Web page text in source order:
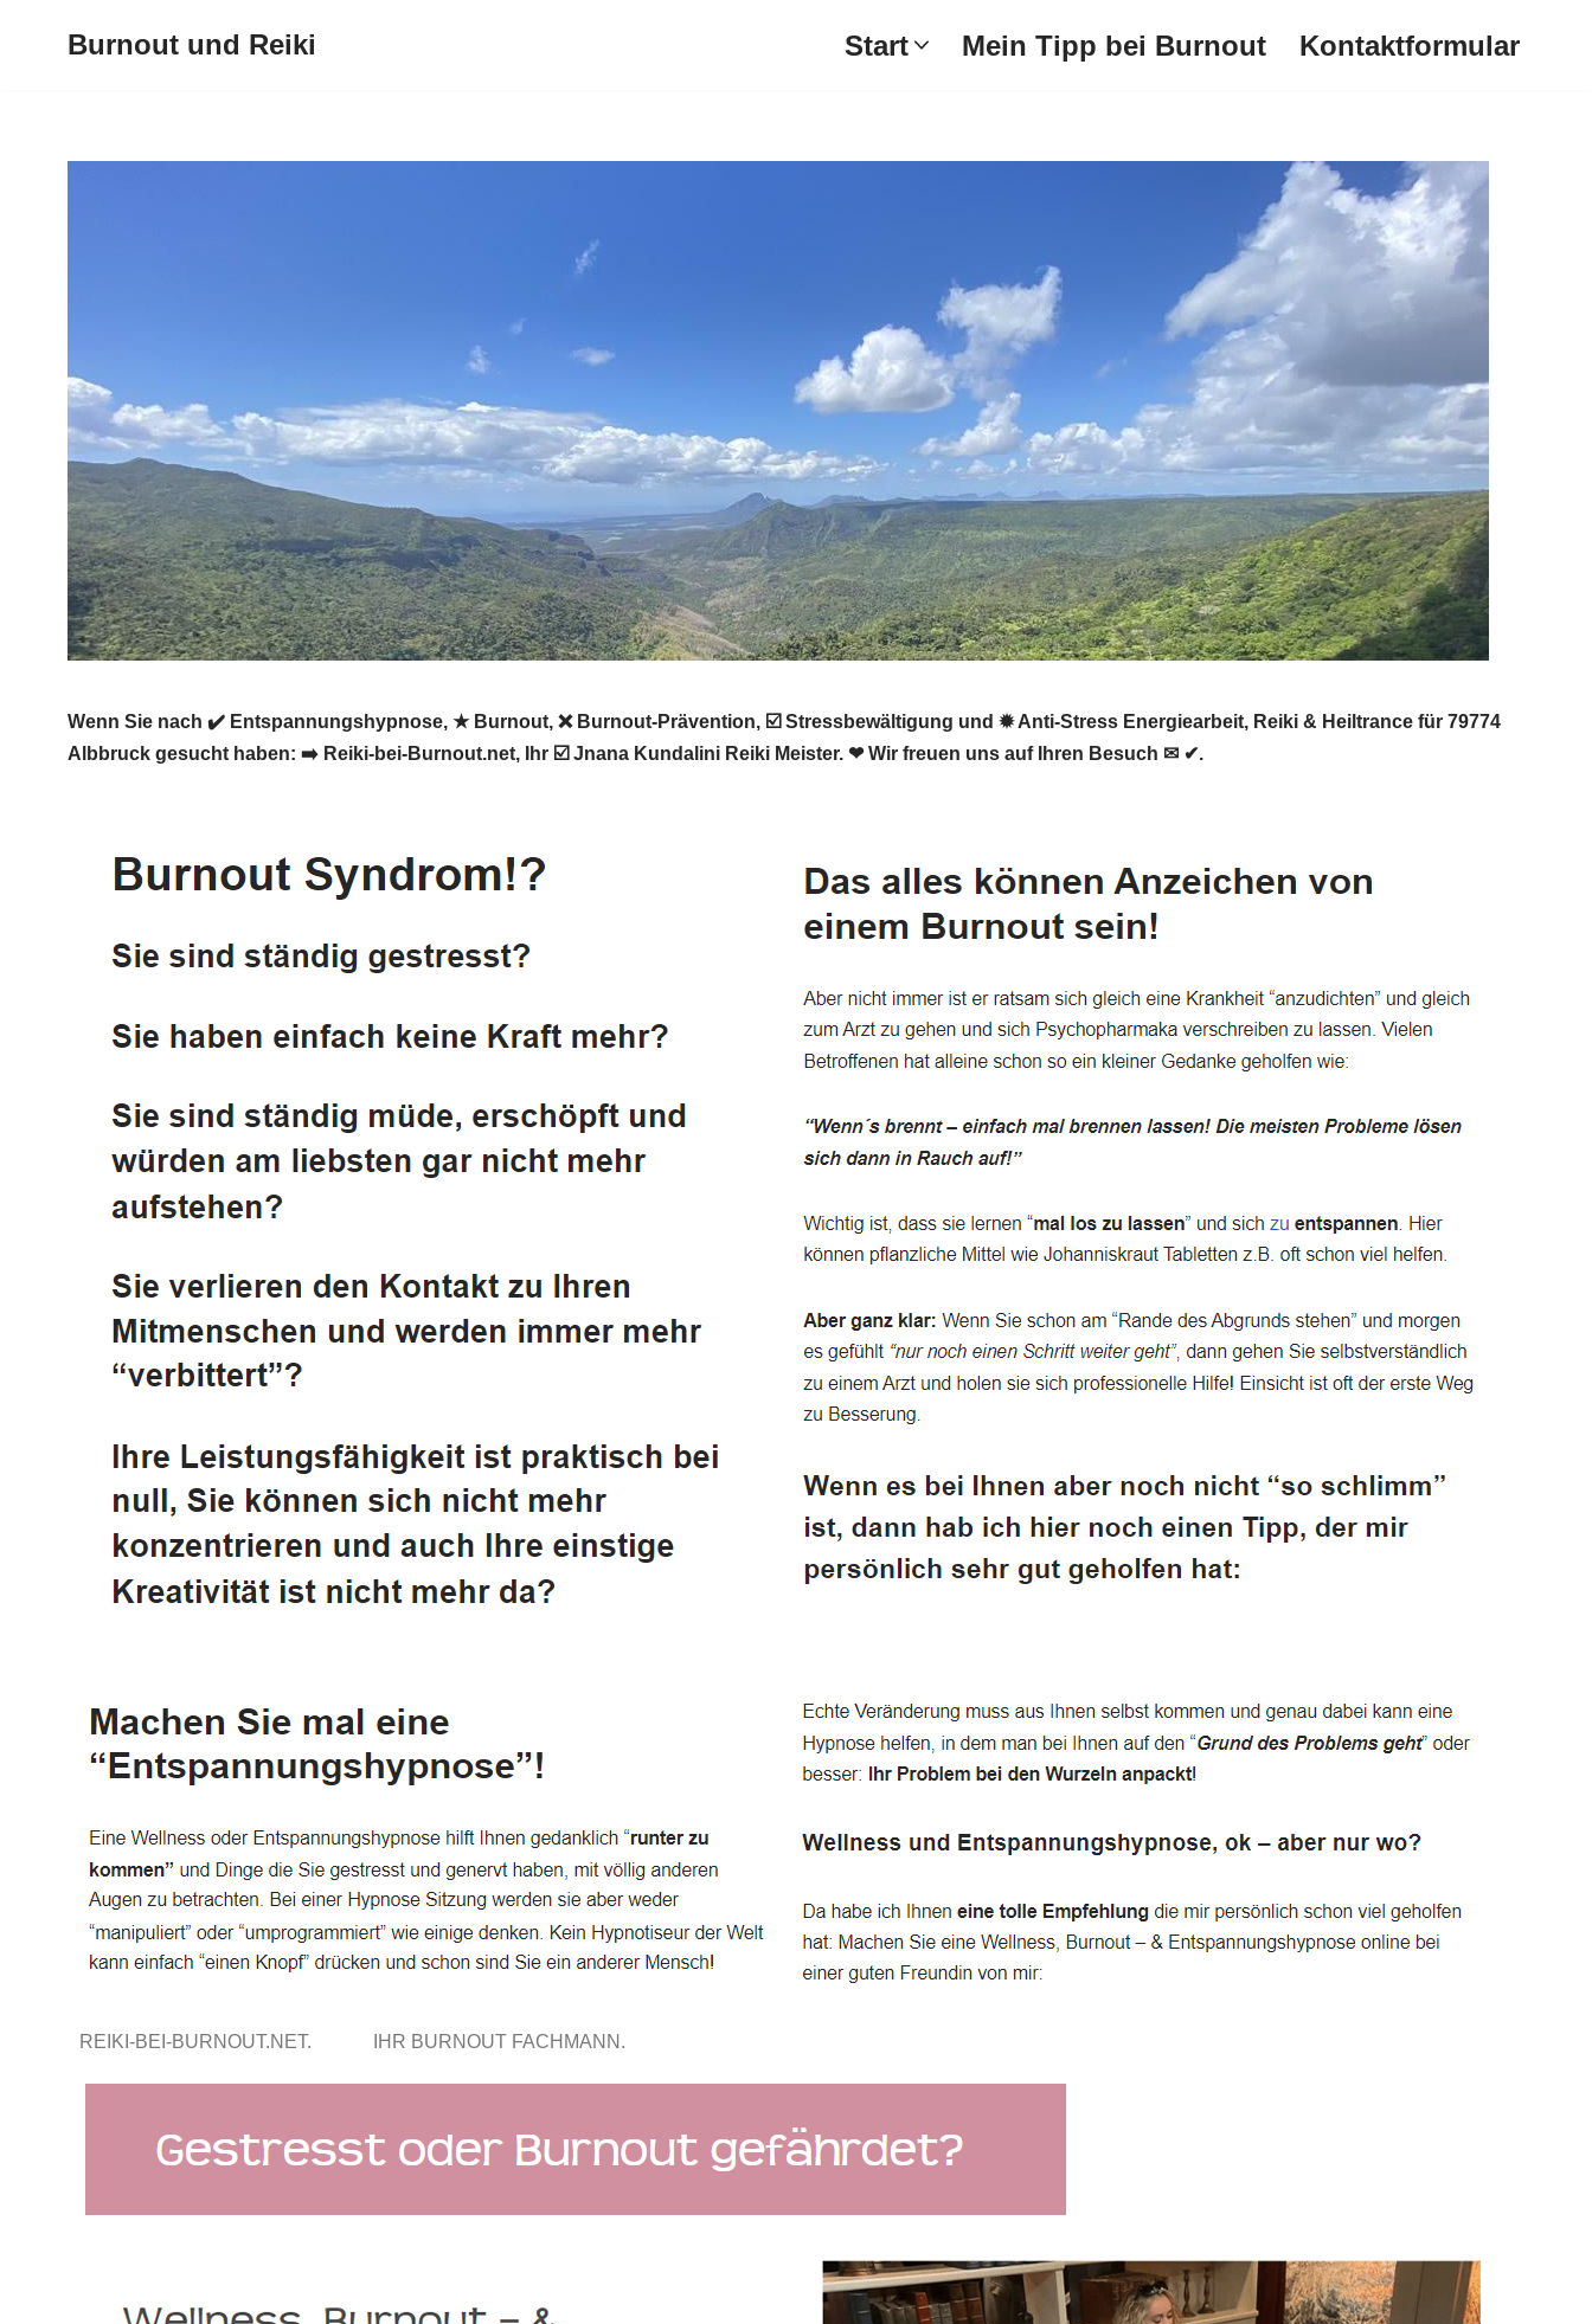
Burnout und Reiki Start Mein Tipp bei Burnout Kontaktformular
Wenn Sie nach ✔️ Entspannungshypnose, ★ Burnout, ❌ Burnout-Prävention, ☑️ Stressbewältigung und ✹ Anti-Stress Energiearbeit, Reiki & Heiltrance für 79774
Albbruck gesucht haben: ➡️ Reiki-bei-Burnout.net, Ihr ☑️ Jnana Kundalini Reiki Meister. ❤ Wir freuen uns auf Ihren Besuch ✉ ✔.
REIKI-BEI-BURNOUT.NET. IHR BURNOUT FACHMANN.